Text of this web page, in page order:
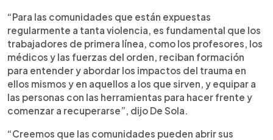
“Para las comunidades que están expuestas
regularmente a tanta violencia, es fundamental que los
trabajadores de primera línea, como los profesores, los
médicos y las fuerzas del orden, reciban formación
para entender y abordar los impactos del trauma en
ellos mismos y en aquellos a los que sirven, y equipar a
las personas con las herramientas para hacer frente y
comenzar a recuperarse”, dijo De Sola.
“Creemos que las comunidades pueden abrir sus